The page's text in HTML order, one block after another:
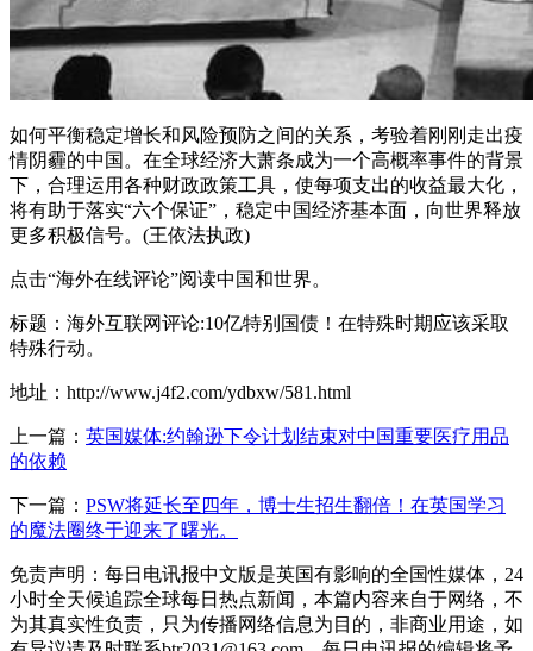
如何平衡稳定增长和风险预防之间的关系，考验着刚刚走出疫
情阴霾的中国。在全球经济大萧条成为一个高概率事件的背景
下，合理运用各种财政政策工具，使每项支出的收益最大化，
将有助于落实“六个保证”，稳定中国经济基本面，向世界释放
更多积极信号。(王依法执政)
点击“海外在线评论”阅读中国和世界。
标题：海外互联网评论:10亿特别国债！在特殊时期应该采取
特殊行动。
地址：http://www.j4f2.com/ydbxw/581.html
上一篇： 英国媒体:约翰逊下令计划结束对中国重要医疗用品
的依赖
下一篇： PSW将延长至四年，博士生招生翻倍！在英国学习
的魔法圈终于迎来了曙光。
免责声明：每日电讯报中文版是英国有影响的全国性媒体，24
小时全天候追踪全球每日热点新闻，本篇内容来自于网络，不
为其真实性负责，只为传播网络信息为目的，非商业用途，如